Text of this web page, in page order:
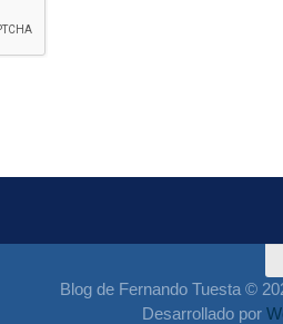
Blog de Fernando Tuesta ©
Desarrollado por